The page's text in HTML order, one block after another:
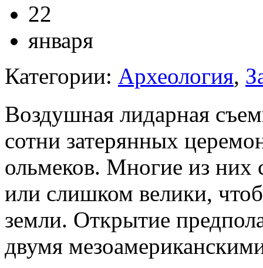
22
января
Категории: Археология,
Воздушная лидарная
сотни затерянных
ольмеков. Многие из них
или слишком велики,
земли. Открытие
двумя